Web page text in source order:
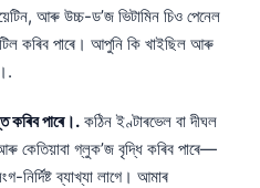
আৰু উচ্চ-ড’জ ভিটামিন চিও পেনেল
কৰিব পাৰে। আপুনি কি খাইছিল আৰু
কৰিব পাৰে।. কঠিন ইণ্টাৰভেল বা দীঘল
কেতিয়াবা গ্লুক’জ বৃদ্ধি কৰিব পাৰে—
নিৰ্দিষ্ট ব্যাখ্যা লাগে। আমাৰ